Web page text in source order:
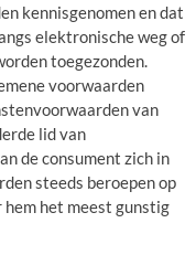
kennisgenomen en dat
elektronische weg of
toegezonden.
voorwaarden
van
lid van
de consument zich in
steeds beroepen op
het meest gunstig